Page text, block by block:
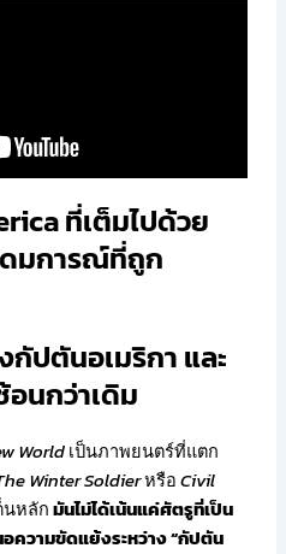
ที่เต็มไปด้วย
มการณ์ที่ถูก
ปตันอเมริกา และ
นกว่าเดิม
Worldเป็นภาพยนตร์ที่แตก
Winter SoldierหรือCivil
นหลักมันไม่ได้เน้นแค่ศัตรูที่เป็น
ความขัดแย้งระหว่าง “กัปตัน